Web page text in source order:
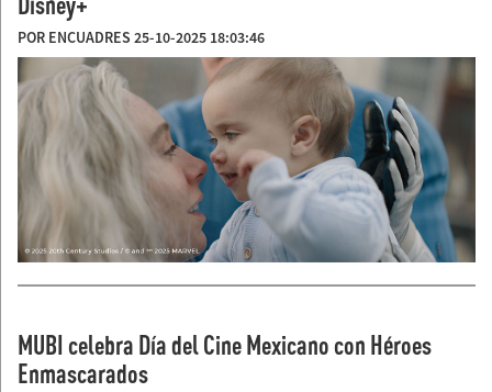
POR ENCUADRES 25-10-2025 18:03:46
MUBI celebra Día del Cine Mexicano con Héroes
Enmascarados